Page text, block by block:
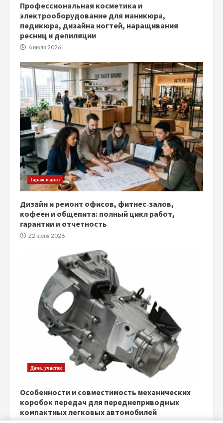
Профессиональная косметика и
электрооборудование для маникюра,
педикюра, дизайна ногтей, наращивания
ресниц и депиляции
6 июля 2026
Гараж и авто
Дизайн и ремонт офисов, фитнес‑залов,
кофеен и общепита: полный цикл работ,
гарантии и отчетность
22 июня 2026
Дача, участок
Особенности и совместимость механических
коробок передач для переднеприводных
компактных легковых автомобилей